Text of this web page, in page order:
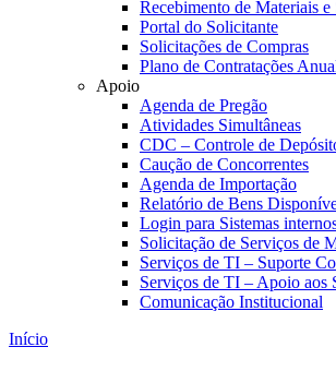
Recebimento de Materiais e
Portal do Solicitante
Solicitações de Compras
Plano de Contratações
Apoio
Agenda de Pregão
Atividades Simultâneas
CDC – Controle de
Caução de Concorrentes
Agenda de Importação
Relatório de Bens
Login para Sistemas
Solicitação de Serviços de
Serviços de TI – Suporte
Serviços de TI – Apoio aos
Comunicação Institucional
Início